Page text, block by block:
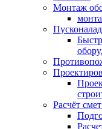
Монтаж
Расчёт смет